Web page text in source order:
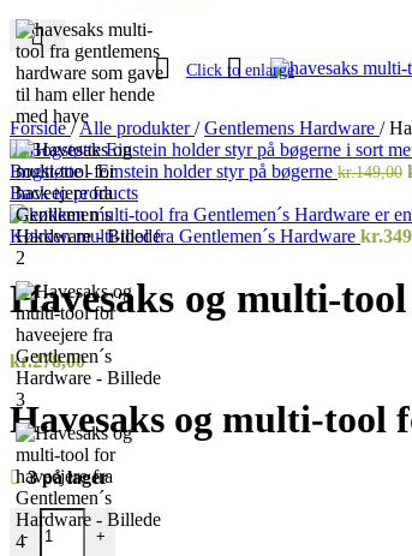
Click to enlarge
Forside/ Alle produkter/ Gentlemens Hardware /
Bogstøtte - Einstein holder styr på bøgerne kr.149,00
Back to products
Køkken multi-tool fra Gentlemen´s Hardware kr.
Havesaks og multi-
kr.278,00
Havesaks og multi-tool
3 på lager
-
Havesaks og multi-tool for haveejere fra
+